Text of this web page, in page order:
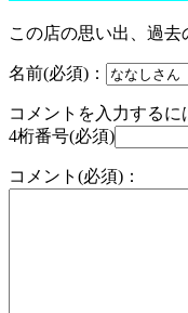
この店の思い出、過去
名前(必須)：
コメントを入力するに
4桁番号(必須)
コメント(必須)：